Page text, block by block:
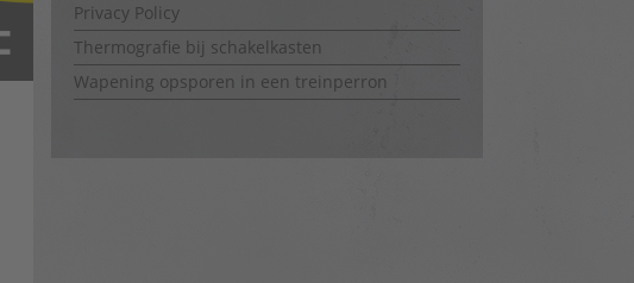
Privacy Policy
Thermografie bij schakelkasten
Wapening opsporen in een treinperron